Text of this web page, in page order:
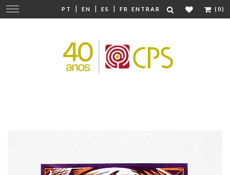
PT | EN | ES | FR ENTRAR (0)
Mudar
navegação